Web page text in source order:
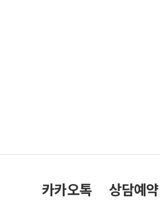
카카오톡 상담예약